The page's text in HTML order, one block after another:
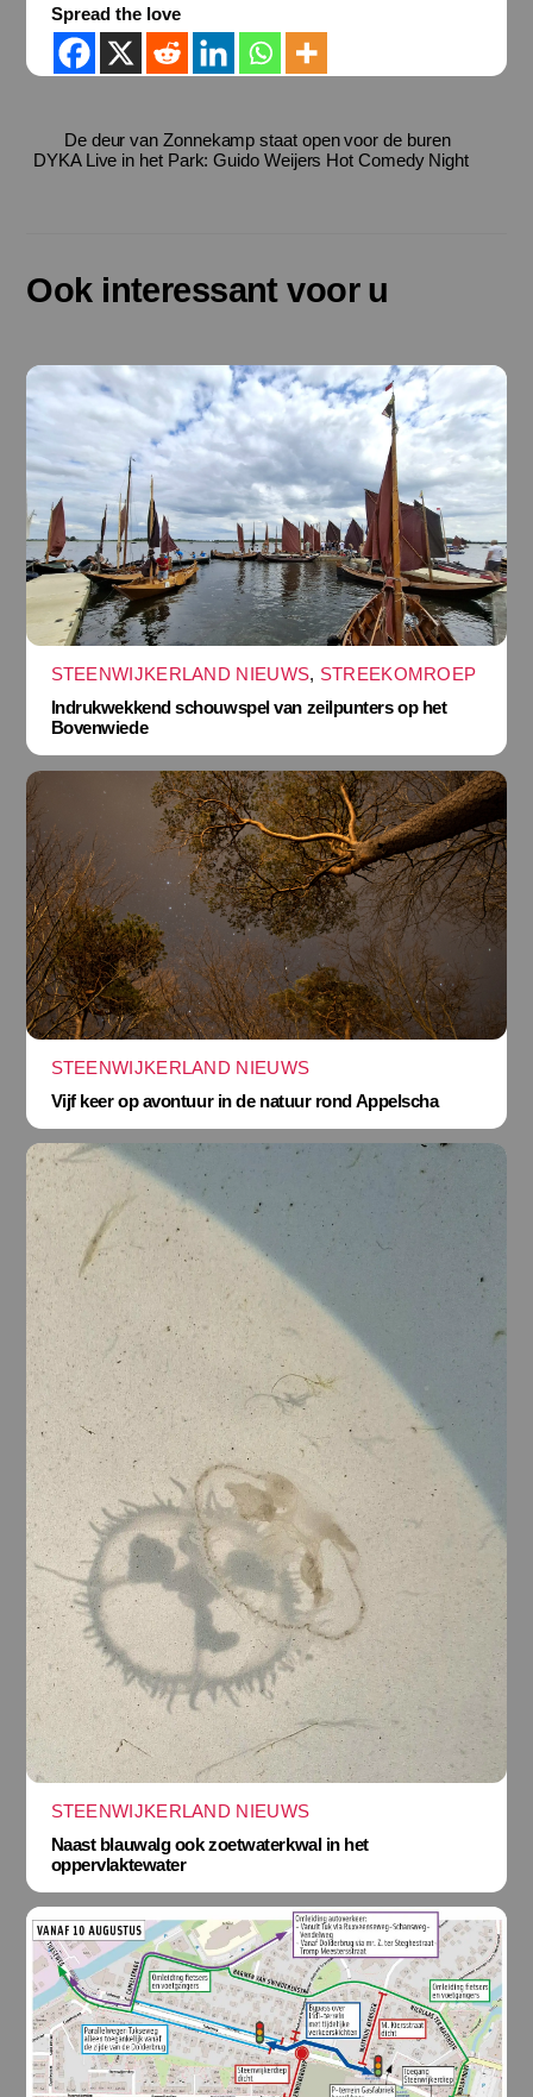
Spread the love
De deur van Zonnekamp staat open voor de buren
DYKA Live in het Park: Guido Weijers Hot Comedy Night
Ook interessant voor u
STEENWIJKERLAND NIEUWS, STREEKOMROEP
Indrukwekkend schouwspel van zeilpunters op het
Bovenwiede
STEENWIJKERLAND NIEUWS
Vijf keer op avontuur in de natuur rond Appelscha
STEENWIJKERLAND NIEUWS
Naast blauwalg ook zoetwaterkwal in het
oppervlaktewater